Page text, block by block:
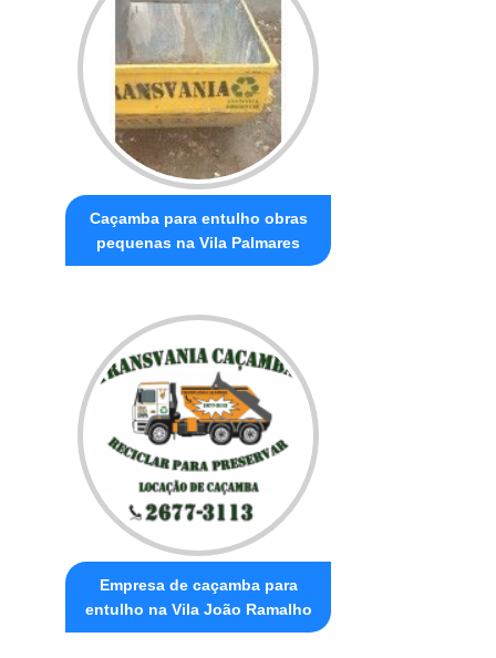
Caçamba para entulho obras
pequenas na Vila Palmares
Empresa de caçamba para
entulho na Vila João Ramalho